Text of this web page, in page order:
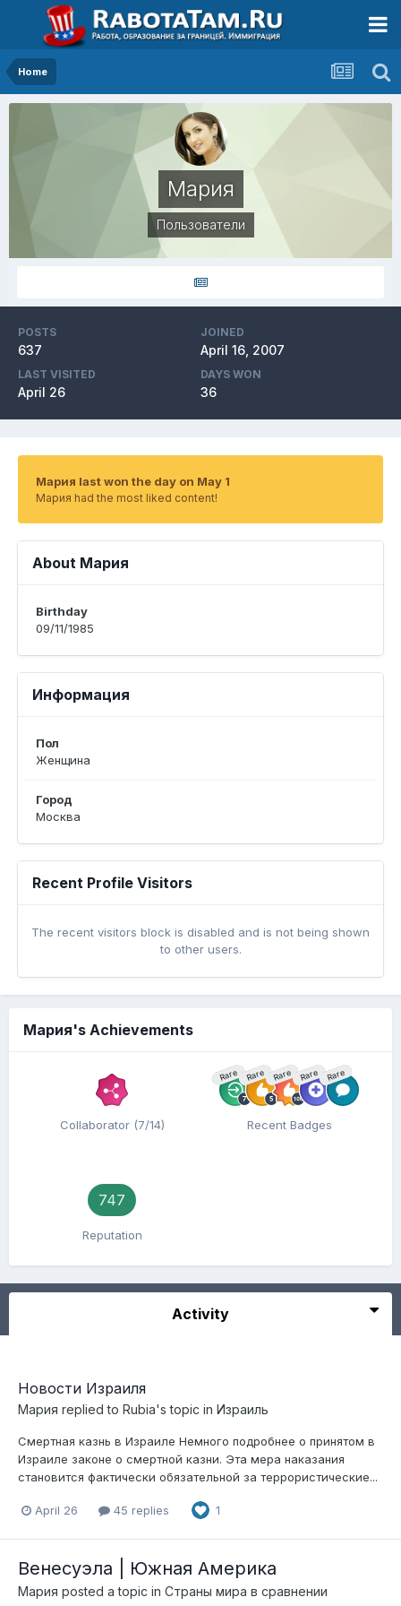
Home
Мария
Пользователи
POSTS
637
JOINED
April 16, 2007
LAST VISITED
April 26
DAYS WON
36
Мария last won the day on May 1
Мария had the most liked content!
About Мария
Birthday
09/11/1985
Информация
Пол
Женщина
Город
Москва
Recent Profile Visitors
The recent visitors block is disabled and is not being shown
to other users.
Мария's Achievements
Collaborator (7/14)
Rare Rare Rare Rare Rare
Recent Badges
747
Reputation
Activity
Новости Израиля
Мария replied to Rubia's topic in Израиль
Смертная казнь в Израиле Немного подробнее о принятом в
Израиле законе о смертной казни. Эта мера наказания
становится фактически обязательной за террористические...
April 26 45 replies 1
Венесуэла | Южная Америка
Мария posted a topic in Страны мира в сравнении